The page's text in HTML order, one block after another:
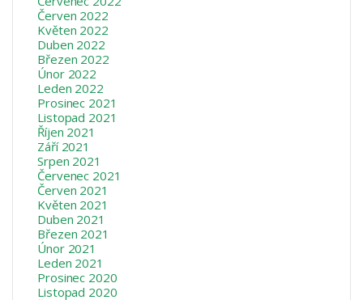
Červen 2022
Květen 2022
Duben 2022
Březen 2022
Únor 2022
Leden 2022
Prosinec 2021
Listopad 2021
Říjen 2021
Září 2021
Srpen 2021
Červenec 2021
Červen 2021
Květen 2021
Duben 2021
Březen 2021
Únor 2021
Leden 2021
Prosinec 2020
Listopad 2020